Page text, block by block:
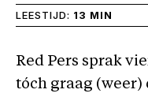
LEESTIJD: 13 MIN
Red Pers sprak
tóch graag